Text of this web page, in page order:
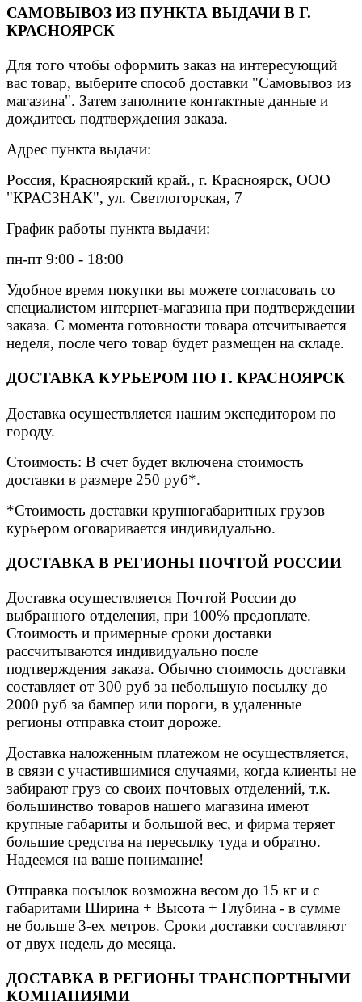
САМОВЫВОЗ ИЗ ПУНКТА ВЫДАЧИ В Г.
КРАСНОЯРСК
Для того чтобы оформить заказ на интересующий
вас товар, выберите способ доставки "Самовывоз из
магазина". Затем заполните контактные данные и
дождитесь подтверждения заказа.
Адрес пункта выдачи:
Россия, Красноярский край., г. Красноярск, ООО
"КРАСЗНАК", ул. Светлогорская, 7
График работы пункта выдачи:
пн-пт 9:00 - 18:00
Удобное время покупки вы можете согласовать со
специалистом интернет-магазина при подтверждении
заказа. С момента готовности товара отсчитывается
неделя, после чего товар будет размещен на складе.
ДОСТАВКА КУРЬЕРОМ ПО Г. КРАСНОЯРСК
Доставка осуществляется нашим экспедитором по
городу.
Стоимость: В счет будет включена стоимость
доставки в размере 250 руб*.
*Стоимость доставки крупногабаритных грузов
курьером оговаривается индивидуально.
ДОСТАВКА В РЕГИОНЫ ПОЧТОЙ РОССИИ
Доставка осуществляется Почтой России до
выбранного отделения, при 100% предоплате.
Стоимость и примерные сроки доставки
рассчитываются индивидуально после
подтверждения заказа. Обычно стоимость доставки
составляет от 300 руб за небольшую посылку до
2000 руб за бампер или пороги, в удаленные
регионы отправка стоит дороже.
Доставка наложенным платежом не осуществляется,
в связи с участившимися случаями, когда клиенты не
забирают груз со своих почтовых отделений, т.к.
большинство товаров нашего магазина имеют
крупные габариты и большой вес, и фирма теряет
большие средства на пересылку туда и обратно.
Надеемся на ваше понимание!
Отправка посылок возможна весом до 15 кг и с
габаритами Ширина + Высота + Глубина - в сумме
не больше 3-ех метров. Сроки доставки составляют
от двух недель до месяца.
ДОСТАВКА В РЕГИОНЫ ТРАНСПОРТНЫМИ
КОМПАНИЯМИ